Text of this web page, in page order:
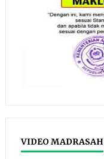
VIDEO MADRASAH